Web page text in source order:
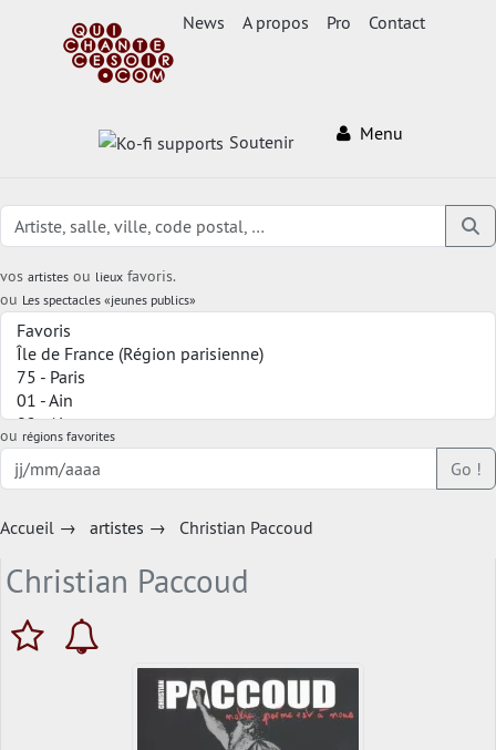
News A propos Pro Contact
Soutenir Menu
vos artistes ou lieux favoris.
ou Les spectacles «jeunes publics»
ou régions favorites
Go !
Accueil → artistes → Christian Paccoud
Christian Paccoud